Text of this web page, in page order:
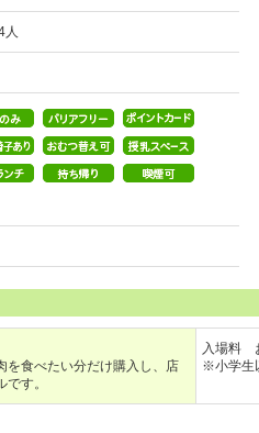
人
を食べたい分だけ購入し、店
す。
入場料
※小学生